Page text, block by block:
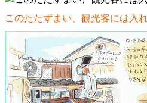
このたたずまい、観光客には入